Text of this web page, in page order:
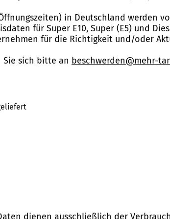
in Deutschland werden
für Super E10, Super (E5) und
für die Richtigkeit und/oder
Sie sich bitte an beschwerden@mehr-
dienen ausschließlich der